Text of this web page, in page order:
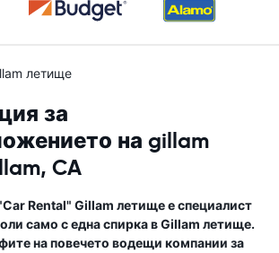
летище
за
на gillam
CA
Rental" Gillam летищее специалист
само с една спирка вGillam летище.
на повечето водещи компании за